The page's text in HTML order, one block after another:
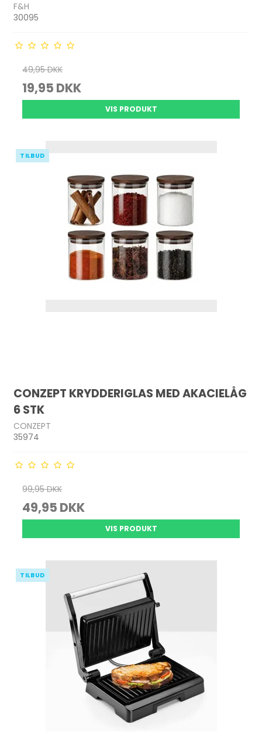
F&H
30095
49,95 DKK
19,95 DKK
VIS PRODUKT
TILBUD
CONZEPT KRYDDERIGLAS MED AKACIELÅG
6 STK
CONZEPT
35974
99,95 DKK
49,95 DKK
VIS PRODUKT
TILBUD